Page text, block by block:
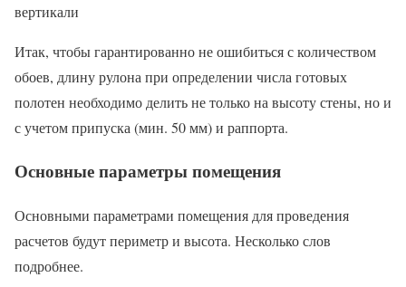
вертикали
Итак, чтобы гарантированно не ошибиться с количеством
обоев, длину рулона при определении числа готовых
полотен необходимо делить не только на высоту стены, но и
с учетом припуска (мин. 50 мм) и раппорта.
Основные параметры помещения
Основными параметрами помещения для проведения
расчетов будут периметр и высота. Несколько слов
подробнее.